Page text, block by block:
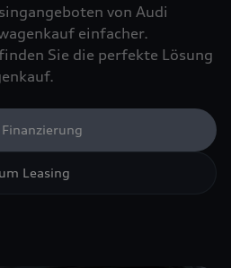
von Audi
einfacher.
Sie die perfekte Lösung
Leasing